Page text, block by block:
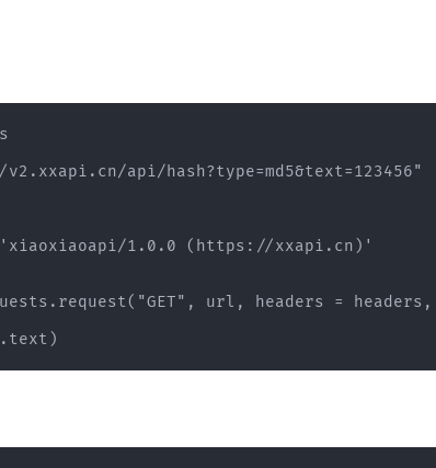
api/hash?type=md5&text=123456"
1.0.0 (https://xxapi.cn)'
url, headers =